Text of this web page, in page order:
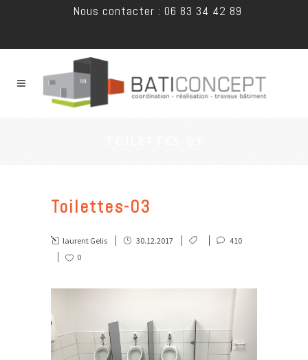
Nous contacter : 06 83 34 42 89
Toilettes-03
laurent Gelis 30.12.2017
410
0